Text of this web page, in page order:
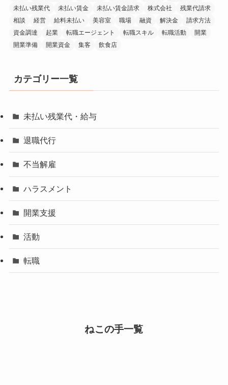
未払い残業代
未払い賃金 未払い賃金請求 株式会社
残業代請求
相談
経営 給料未払い 美容室 職場 融資 解決金
請求方法
資金調達
起業 転職エージェント 転職スキル 転職活動
開業
開業準備
開業資金 集客 飲食店
カテゴリー一覧
未払い残業代・給与
退職代行
不当解雇
ハラスメント
開業支援
活動
転職
ねこの手一覧